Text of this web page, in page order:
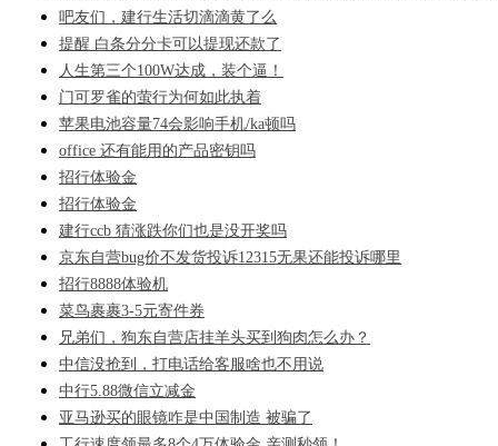
吧友们，建行生活切滴滴黄了么
提醒 白条分分卡可以提现还款了
人生第三个100W达成，装个逼！
门可罗雀的萤行为何如此执着
苹果电池容量74会影响手机/ka顿吗
office 还有能用的产品密钥吗
招行体验金
招行体验金
建行ccb 猜涨跌你们也是没开奖吗
京东自营bug价不发货投诉12315无果还能投诉哪里
招行8888体验机
菜鸟裹裹3-5元寄件券
兄弟们，狗东自营店挂羊头买到狗肉怎么办？
中信没抢到，打电话给客服啥也不用说
中行5.88微信立减金
亚马逊买的眼镜咋是中国制造 被骗了